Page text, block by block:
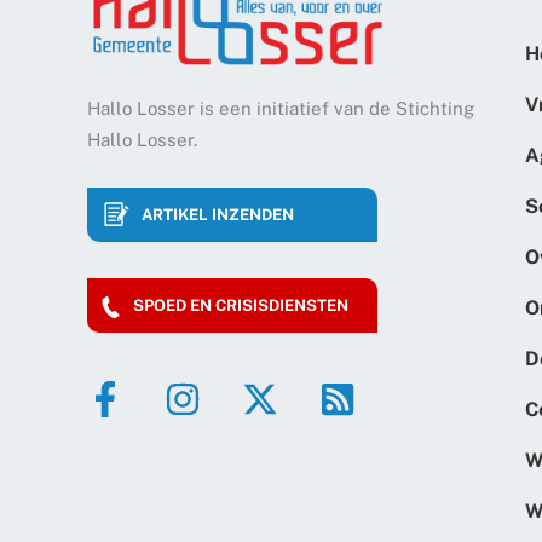
Hallo Losser is een initiatief van de Stichting
Hallo Losser.
ARTIKEL INZENDEN
SPOED EN CRISISDIENSTEN